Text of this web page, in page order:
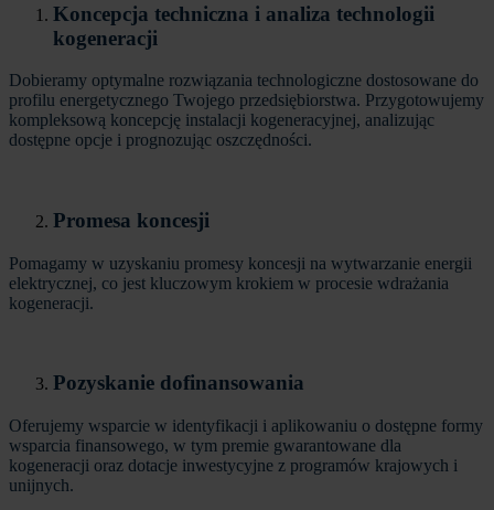
Koncepcja techniczna i analiza technologii
kogeneracji
Dobieramy optymalne rozwiązania technologiczne dostosowane do
profilu energetycznego Twojego przedsiębiorstwa. Przygotowujemy
kompleksową koncepcję instalacji kogeneracyjnej, analizując
dostępne opcje i prognozując oszczędności.
Promesa koncesji
Pomagamy w uzyskaniu promesy koncesji na wytwarzanie energii
elektrycznej, co jest kluczowym krokiem w procesie wdrażania
kogeneracji.
Pozyskanie dofinansowania
Oferujemy wsparcie w identyfikacji i aplikowaniu o dostępne formy
wsparcia finansowego, w tym premie gwarantowane dla
kogeneracji oraz dotacje inwestycyjne z programów krajowych i
unijnych.